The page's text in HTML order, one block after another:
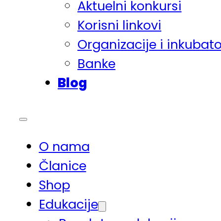
Aktuelni konkursi
Korisni linkovi
Organizacije i
Banke
Blog
O nama
Članice
Shop
Edukacije